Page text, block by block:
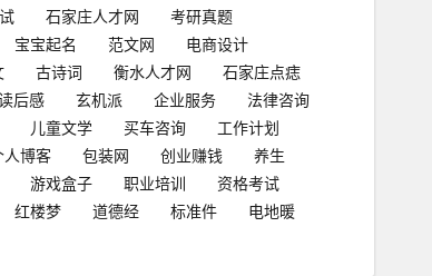
石家庄人才网
考研真题
宝宝起名 范文网
电商设计
古诗词 衡水人才网
石家庄点痣
后感 玄机派 企业服务
法律咨询
儿童文学 买车咨询
工作计划
人博客 包装网 创业赚钱
养生
游戏盒子 职业培训
资格考试
红楼梦 道德经 标准件
电地暖